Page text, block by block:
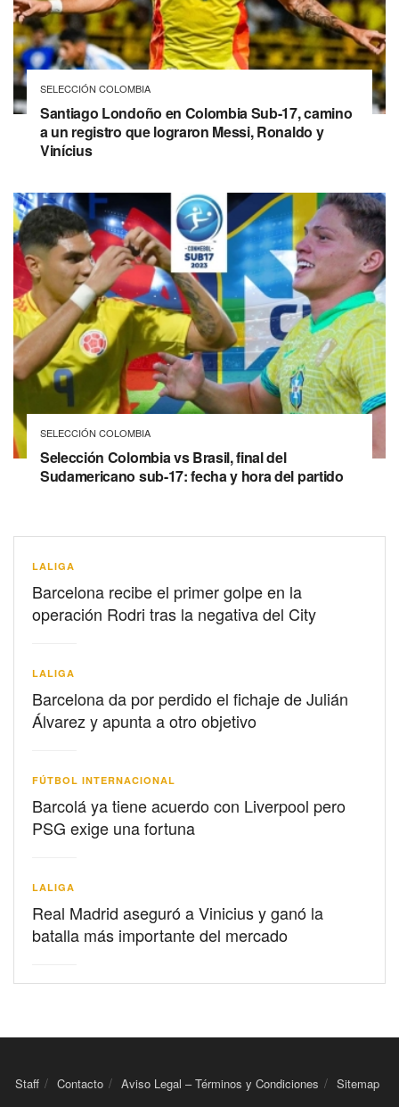
SELECCIÓN COLOMBIA
Santiago Londoño en Colombia Sub-17, camino
a un registro que lograron Messi, Ronaldo y
Vinícius
SELECCIÓN COLOMBIA
Selección Colombia vs Brasil, final del
Sudamericano sub-17: fecha y hora del partido
LALIGA
Barcelona recibe el primer golpe en la
operación Rodri tras la negativa del City
LALIGA
Barcelona da por perdido el fichaje de Julián
Álvarez y apunta a otro objetivo
FÚTBOL INTERNACIONAL
Barcolá ya tiene acuerdo con Liverpool pero
PSG exige una fortuna
LALIGA
Real Madrid aseguró a Vinicius y ganó la
batalla más importante del mercado
Staff Contacto Aviso Legal – Términos y Condiciones Sitemap